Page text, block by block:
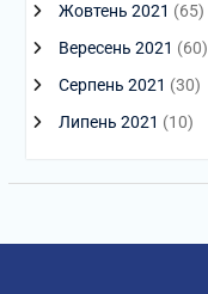
Жовтень 2021 (65)
Вересень 2021 (60)
Серпень 2021 (30)
Липень 2021 (10)